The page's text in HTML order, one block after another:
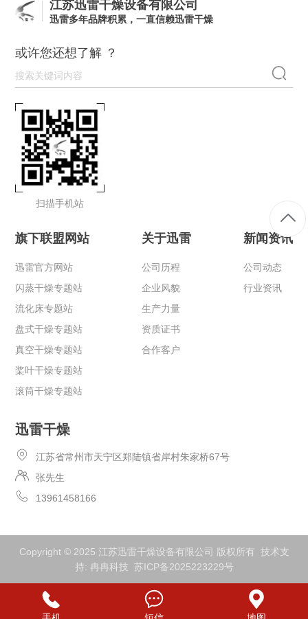
江苏迅雷干燥设备有限公司
迅雷多年品牌积累，一直信赖迅雷干燥
或许您还想了解 ？
扫描手机站
旗下联盟网站
迅雷官方网站
闪蒸干燥专题站
流化床专题站
盘式干燥专题站
真空干燥专题站
桨叶干燥专题站
滚筒干燥专题站
关于迅雷
公司历程
企业风貌
生产力量
资质证书
合作客户
新闻资讯
公司动态
行业资讯
迅雷干燥
江苏省常州市天宁区郑陆镇省岸村朱家桥67号
张先生
13961458166
Copyright © 2025 江苏迅雷干燥设备有限公司 版权所有 技术支
持: 冉冉科技 苏ICP备2025223229号